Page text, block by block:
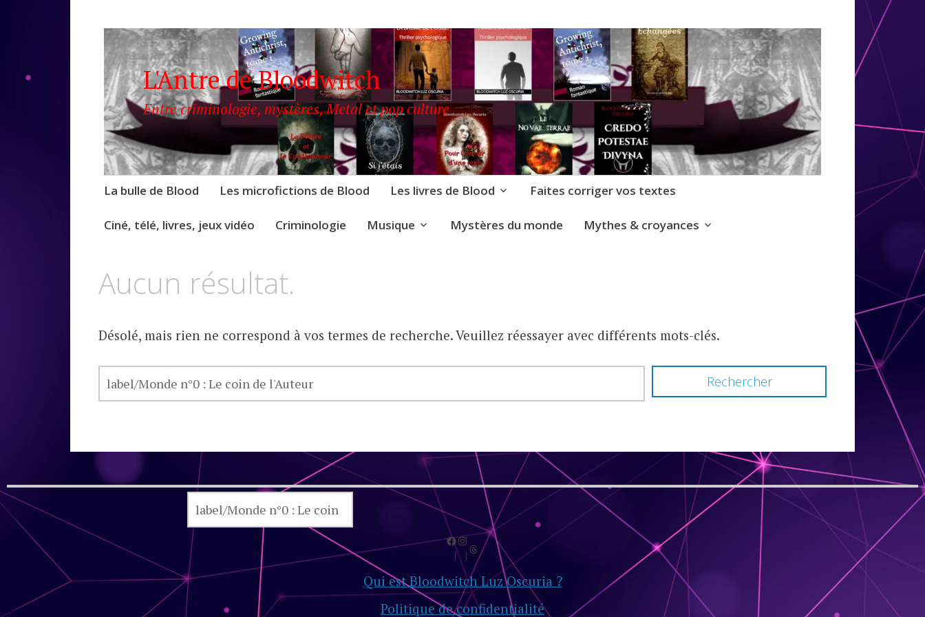
L'Antre de Bloodwitch
Entre criminologie, mystères, Metal et pop culture
Accéder
contenu
La bulle de Blood Les microfictions de Blood Les livres de Blood Faites corriger vos textes
Ciné, télé, livres, jeux vidéo Criminologie Musique Mystères du monde Mythes & croyances
Aucun résultat.
Désolé, mais rien ne correspond à vos termes de recherche. Veuillez réessayer avec différents mots-clés.
RECHERCHER
Facebook
Instagram
Threads
Qui est Bloodwitch Luz Oscuria ?
Politique de confidentialité